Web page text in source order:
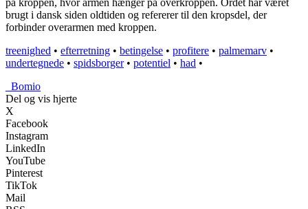
på kroppen, hvor armen hænger på overkroppen. Ordet har været
brugt i dansk siden oldtiden og refererer til den kropsdel, der
forbinder overarmen med kroppen.
treenighed • efterretning • betingelse • profitere • palmemarv •
undertegnede • spidsborger• potentiel • had •
Bomio
Del og vis hjerte
X
Facebook
Instagram
LinkedIn
YouTube
Pinterest
TikTok
Mail